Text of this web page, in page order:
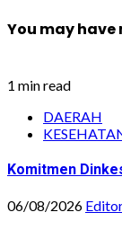
You may have
1 min read
DAERAH
Komitmen
06/08/2026